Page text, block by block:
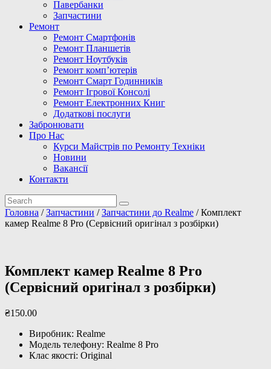
Павербанки
Запчастини
Ремонт
Ремонт Смартфонів
Ремонт Планшетів
Ремонт Ноутбуків
Ремонт комп’ютерів
Ремонт Смарт Годинників
Ремонт Ігрової Консолі
Ремонт Електронних Книг
Додаткові послуги
Забронювати
Про Нас
Курси Майстрів по Ремонту Техніки
Новини
Вакансії
Контакти
Головна /Запчастини /Запчастини до Realme / Комплект
камер Realme 8 Pro (Сервісний оригінал з розбірки)
Комплект камер Realme 8 Pro
(Сервісний оригінал з розбірки)
₴150.00
Виробник: Realme
Модель телефону: Realme 8 Pro
Клас якості: Original